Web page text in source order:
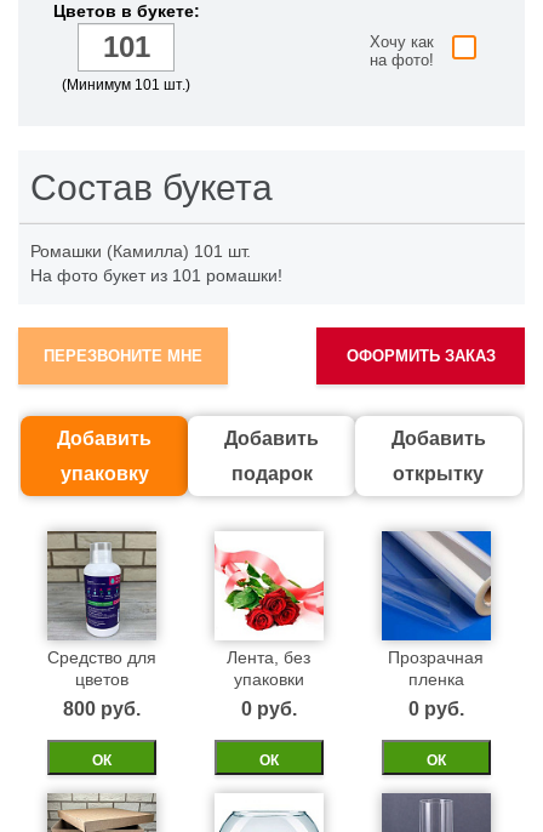
Цветов в букете:
(Минимум 101 шт.)
Хочу как
на фото!
Состав букета
Ромашки (Камилла) 101 шт.
На фото букет из 101 ромашки!
ОФОРМИТЬ ЗАКАЗ
ПЕРЕЗВОНИТЕ МНЕ
Добавить
упаковку
Добавить
подарок
Добавить
открытку
Средство для
цветов
800 pуб.
ОК
Лента, без
упаковки
0 pуб.
ОК
Прозрачная
пленка
0 pуб.
ОК